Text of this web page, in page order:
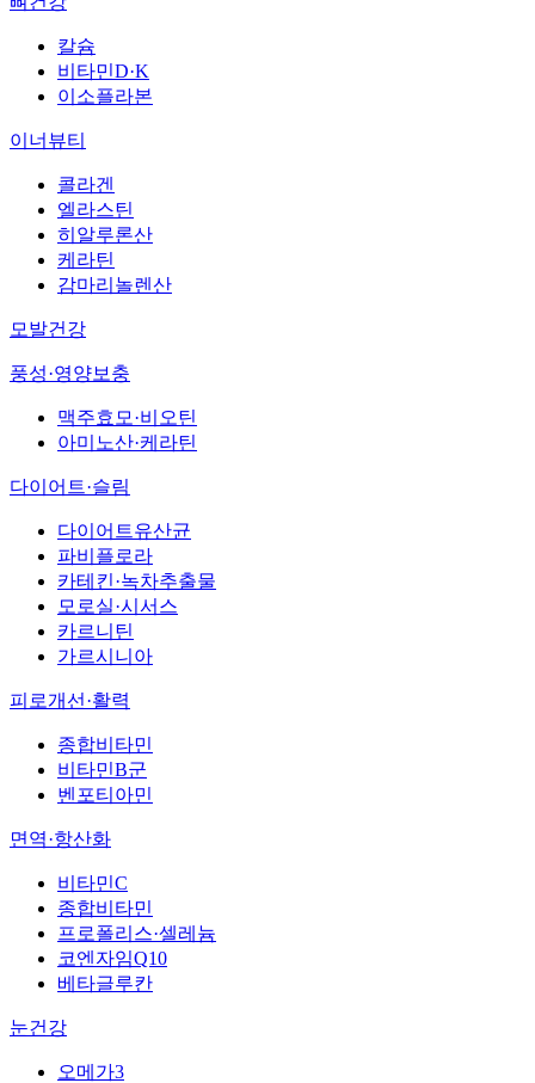
칼슘
비타민D·K
이소플라본
이너뷰티
콜라겐
엘라스틴
히알루론산
케라틴
감마리놀렌산
모발건강
풍성·영양보충
맥주효모·비오틴
아미노산·케라틴
다이어트·슬림
다이어트유산균
파비플로라
카테킨·녹차추출물
모로실·시서스
카르니틴
가르시니아
피로개선·활력
종합비타민
비타민B군
벤포티아민
면역·항산화
비타민C
종합비타민
프로폴리스·셀레늄
코엔자임Q10
베타글루칸
눈건강
오메가3